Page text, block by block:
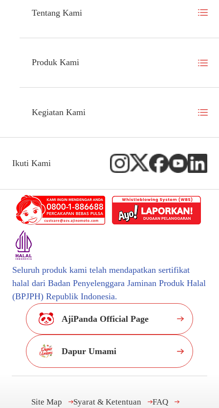
Tentang Kami
Produk Kami
Kegiatan Kami
Ikuti Kami
Seluruh produk kami telah mendapatkan sertifikat
halal dari Badan Penyelenggara Jaminan Produk Halal
(BPJPH) Republik Indonesia.
AjiPanda Official Page
Dapur Umami
Site Map Syarat & Ketentuan
FAQ